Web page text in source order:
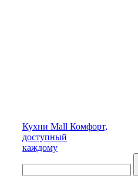
Кухни Mall Комфорт,
доступный
каждому